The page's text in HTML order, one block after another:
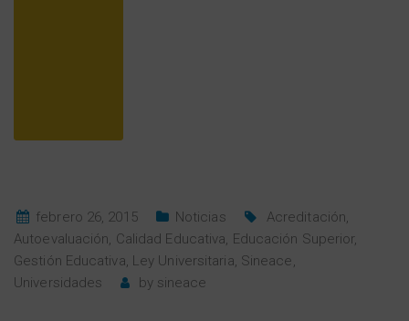
febrero 26, 2015 Noticias Acreditación,
Autoevaluación, Calidad Educativa, Educación Superior,
Gestión Educativa, Ley Universitaria, Sineace,
Universidades
by sineace